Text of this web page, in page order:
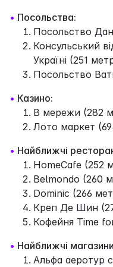
• Посольства:
Посольство
Консульський
Україні (251
Посольство
• Казино:
В мережи (282
Лото маркет
• Найближчі
HomeCafe (252
Belmondo (260
Dominic (266
Креп Де Шин
Кофейня Time
• Найближчі
Альфа аеротур